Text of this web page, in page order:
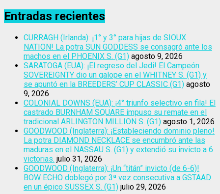
Entradas recientes
CURRAGH (Irlanda): ¡1° y 3° para hijas de SIOUX
NATION! La potra SUN GODDESS se consagró ante los
machos en el PHOENIX S. (G1) agosto 9, 2026
SARATOGA (EUA): ¡El regreso del Jedi! El Campeón
SOVEREIGNTY dio un galope en el WHITNEY S. (G1) y
se apuntó en la BREEDERS’ CUP CLASSIC (G1) agosto
9, 2026
COLONIAL DOWNS (EUA): ¡4° triunfo selectivo en fila! El
castrado BURNHAM SQUARE impuso su remate en el
tradicional ARLINGTON MILLION S. (G1) agosto 1, 2026
GOODWOOD (Inglaterra): ¡Estableciendo dominio pleno!
La potra DIAMOND NECKLACE se encumbró ante las
maduras en el NASSAU S. (G1) y extendió su invicto a 6
victorias. julio 31, 2026
GOODWOOD (Inglaterra): ¡Un “titán” invicto (de 6-6)!
BOW ECHO doblegó por 3ª vez consecutiva a GSTAAD
en un épico SUSSEX S. (G1) julio 29, 2026